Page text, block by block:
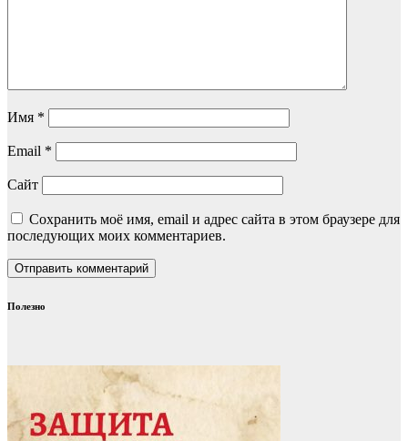
Имя *
Email *
Сайт
Сохранить моё имя, email и адрес сайта в этом браузере для
последующих моих комментариев.
Полезно